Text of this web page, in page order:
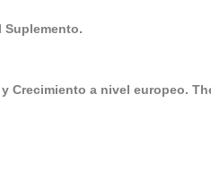
Suplemento.
Crecimiento a nivel europeo.